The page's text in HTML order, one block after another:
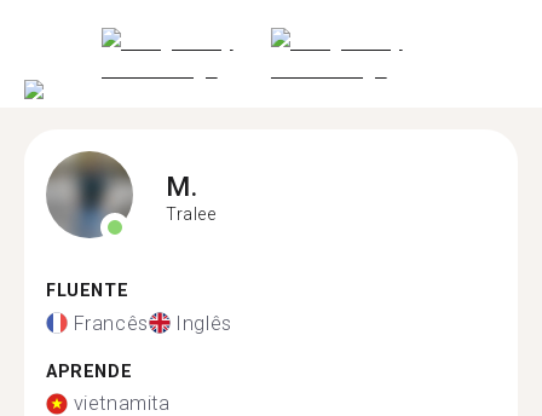
M.
Tralee
FLUENTE
Francês Inglês
APRENDE
vietnamita